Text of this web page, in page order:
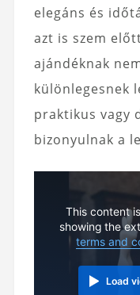
elegáns és
azt is szem
ajándéknak
különlegesnek
praktikus vagy
bizonyulnak a
This content
showing the
terms and
Load